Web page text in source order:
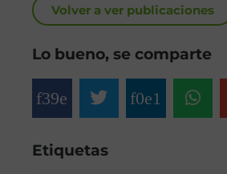
Volver a ver publicaciones
Lo bueno, se comparte
Etiquetas